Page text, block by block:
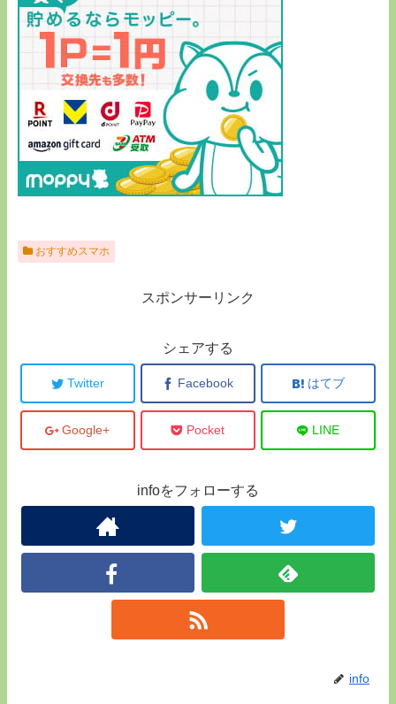
おすすめスマホ
スポンサーリンク
シェアする
Twitter Facebook はてブ
Google+ Pocket LINE
infoをフォローする
info